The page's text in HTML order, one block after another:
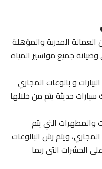
المدربة والمؤهلة
جميع مواسير المياه
و بالوعات المجاري
حديثة يتم من خلالها
التي يتم
ويتم رش البالوعات
الحشرات التي ربما